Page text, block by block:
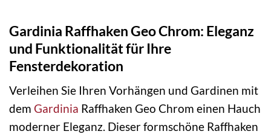
Gardinia Raffhaken Geo Chrom: Eleganz
und Funktionalität für Ihre
Fensterdekoration
Verleihen Sie Ihren Vorhängen und Gardinen mit
dem Gardinia Raffhaken Geo Chrom einen Hauch
moderner Eleganz. Dieser formschöne Raffhaken